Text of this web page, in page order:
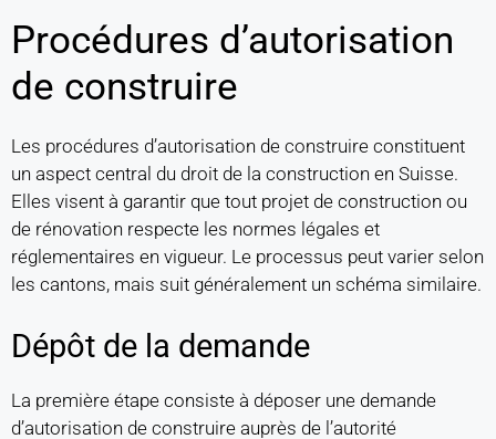
Procédures d’autorisation
de construire
Les procédures d’autorisation de construire constituent
un aspect central du droit de la construction en Suisse.
Elles visent à garantir que tout projet de construction ou
de rénovation respecte les normes légales et
réglementaires en vigueur. Le processus peut varier selon
les cantons, mais suit généralement un schéma similaire.
Dépôt de la demande
La première étape consiste à déposer une demande
d’autorisation de construire auprès de l’autorité